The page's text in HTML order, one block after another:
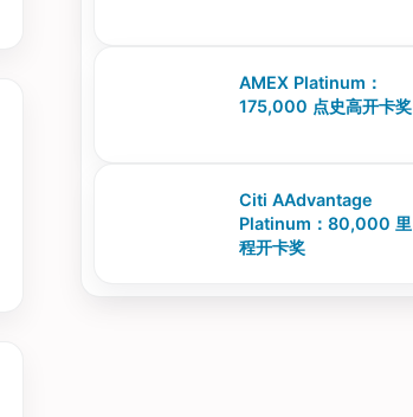
AMEX Platinum：
175,000 点史高开卡奖
Citi AAdvantage
Platinum：80,000 里
程开卡奖